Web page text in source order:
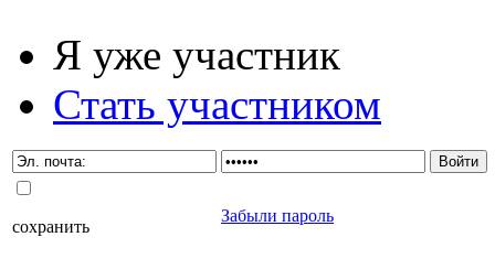
Я уже участник
Стать участником
сохранить
Забыли пароль